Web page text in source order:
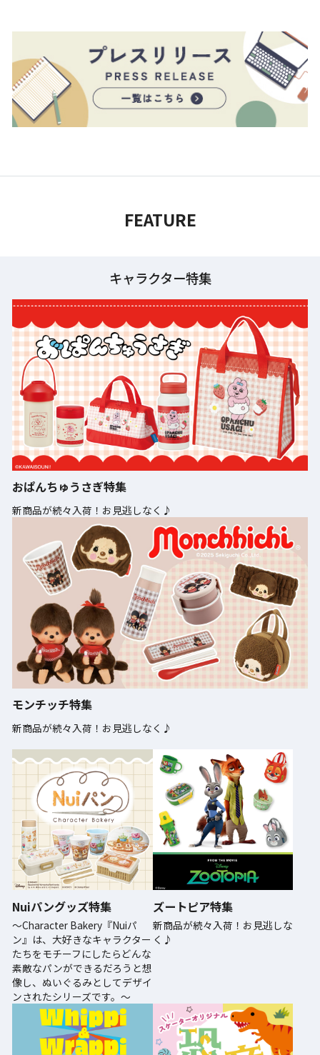
FEATURE
キャラクター特集
おぱんちゅうさぎ特集
新商品が続々入荷！お見逃しなく♪
モンチッチ特集
新商品が続々入荷！お見逃しなく♪
Nuiパングッズ特集
～Character Bakery『Nuiパ
ン』は、大好きなキャラクター
たちをモチーフにしたらどんな
素敵なパンができるだろうと想
像し、ぬいぐるみとしてデザイ
ンされたシリーズです。～
ズートピア特集
新商品が続々入荷！お見逃しな
く♪